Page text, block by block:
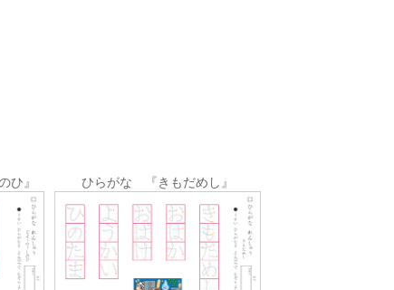
ひ』 ひらがな 『きもだめし』